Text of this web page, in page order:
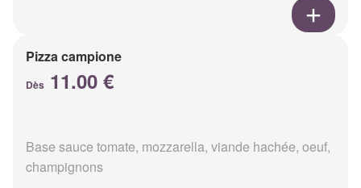
Pizza campione
Dès 11.00 €
Base sauce tomate, mozzarella, viande hachée, oeuf,
champignons